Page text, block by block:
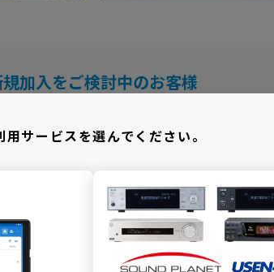
加入をご検討中のお客様
用サービスを選んでください。